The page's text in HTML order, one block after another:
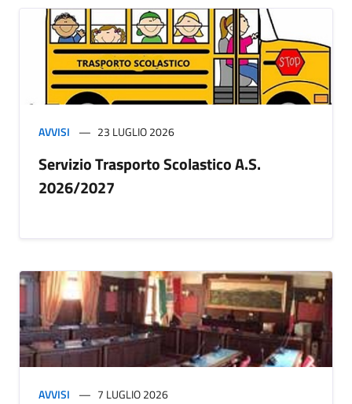
AVVISI 23 LUGLIO 2026
Servizio Trasporto Scolastico A.S.
2026/2027
AVVISI 7 LUGLIO 2026